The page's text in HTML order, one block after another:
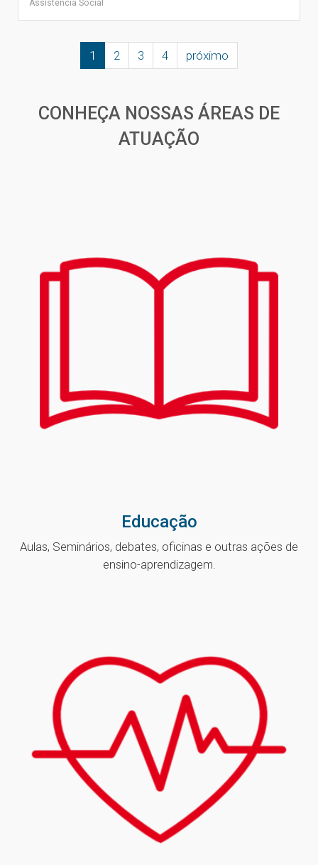
Assistência Social
1 2 3 4 próximo
CONHEÇA NOSSAS ÁREAS DE
ATUAÇÃO
Educação
Aulas, Seminários, debates, oficinas e outras ações de
ensino-aprendizagem.